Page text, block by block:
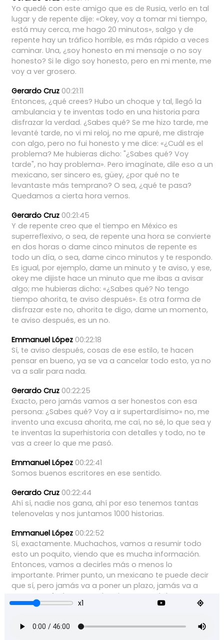
Yo quedé con este amigo que es de Rusia, verlo en tal
lugar y de repente dije: «Okey, voy a tomar mi tiempo,
está muy cerca, me hago 20 minutos», salgo y de
repente hay un tráfico horrible, es más rápido a veces
caminar. Una, ¿soy honesto en mi mensaje o no soy
honesto? Si le digo soy honesto, pero en mi mente, me
voy a ver grosero.
Gerardo Cruz 00:21:11
Entonces, ¿qué crees? Hubo un choque y tal, llegó la
ambulancia y te inventas todo en una historia para
disfrazar la verdad. ¿Sabes qué? Se me hizo tarde, me
levanté tarde, no vi mi reloj, no me apuré, me distraje
con algo, pero no fui honesto y me dice: «¿Cuál es el
problema? Me hubieras dicho: "¿Sabes qué? Voy
tarde", no hay problema». Pero imagínate, dile eso a un
mexicano, ser sincero es, güey, ¿por qué no te
levantaste más temprano? O sea, ¿qué te pasa?
Quedamos a cierta hora vernos.
Gerardo Cruz 00:21:45
Y de repente creo que el tiempo en México es
superreflexivo, o sea, de repente una hora se convierte
en dos horas o dame cinco minutos de repente es
todo un día, o sea, dame cinco minutos y te respondo.
Es igual, por ejemplo, dame un minuto y te aviso, y ese,
okey me dijiste hace un minuto que me ibas a avisar
algo; me hubieras dicho: «¿Sabes qué? No tengo
tiempo ahorita, te aviso después». Es otra forma de
disfrazar este no, ahorita te digo, dame un momento,
te aviso después, es un no.
Emmanuel López 00:22:18
Sí, te aviso después, cosas de ese estilo, te hacen
pensar en bueno, ya se va a cancelar todo esto, ya no
va a salir para nada.
Gerardo Cruz 00:22:25
Exacto, pero jamás vamos a ser honestos con esa
persona: ¿Sabes qué? Voy a ir supertardísimo» no, me
invento una excusa ahorita, me caí, no sé, lo que sea y
te inventas la superhistoria con detalles y todo, no te
vas a creer lo que me pasó.
Emmanuel López 00:22:41
Somos buenos escritores en ese sentido.
Gerardo Cruz 00:22:44
Ahí sí, nadie nos gana, ahí por eso tenemos tantas
telenovelas y nos juntamos 1000 historias.
Emmanuel López 00:22:52
Sí, exactamente. Muchachos, vamos a resumir todo
esto un poquito, viendo que es mucha información.
Entonces, vamos a decirles más o menos lo
importante. Primer punto, un mexicano te puede decir
que sí, pero jamás va a poner un plazo, jamás va a
fecha, la primera señal de
unnodefinitivo.
Emmanuel López
00:23:07
x1